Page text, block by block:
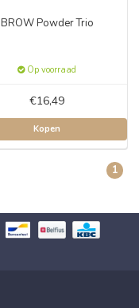
BROW Powder Trio
Op voorraad
€16,49
Kopen
1